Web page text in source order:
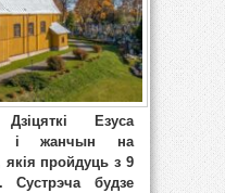
Езуса
і жанчын на
пройдуць з 9
будзе